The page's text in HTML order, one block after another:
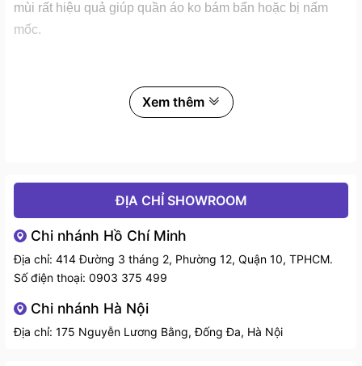
mùi rất hiệu quả giúp quần áo ko bám bẩn hoặc bị nấm
mốc.
Lưu ý: Nên sử dụng 2 viên / tuần, sử dụng chung khi giặt
Xem thêm
ĐỊA CHỈ SHOWROOM
Chi nhánh Hồ Chí Minh
Địa chỉ: 414 Đường 3 tháng 2, Phường 12, Quận 10, TPHCM.
Số điện thoại: 0903 375 499
Chi nhánh Hà Nội
Địa chỉ: 175 Nguyễn Lương Bằng, Đống Đa, Hà Nội